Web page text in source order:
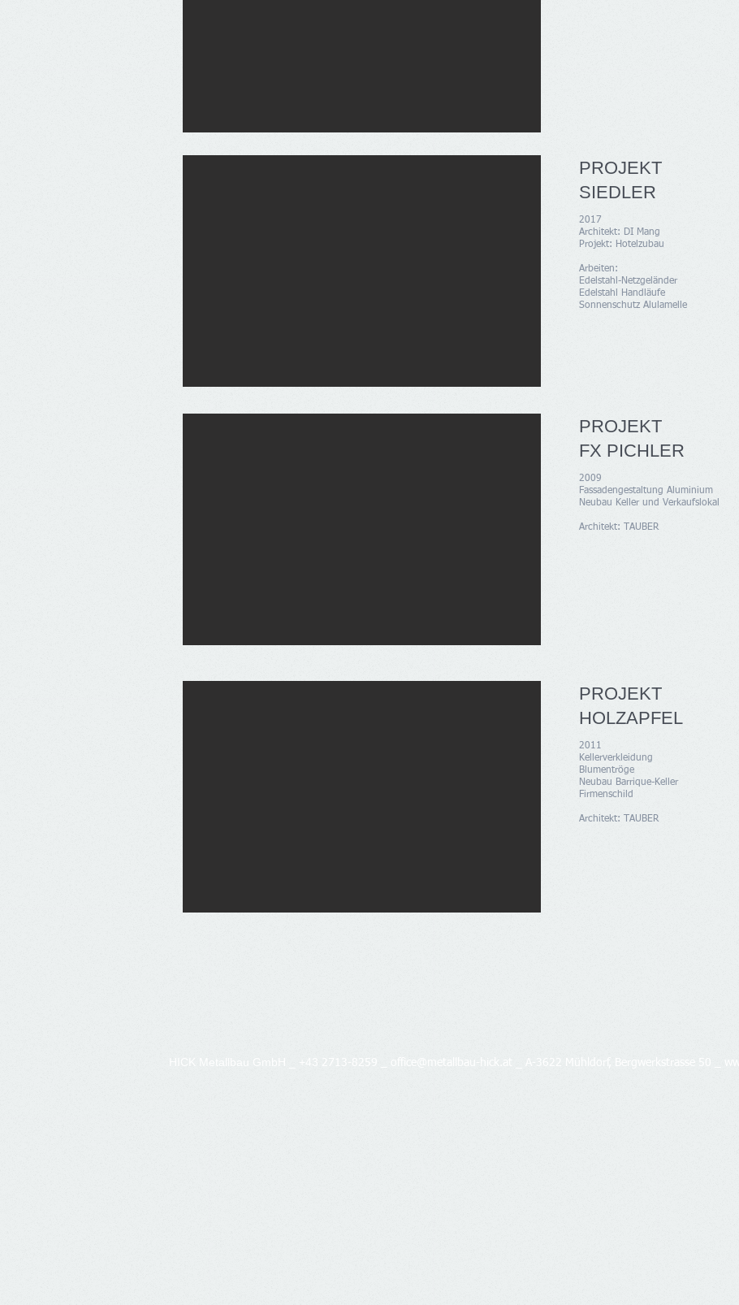
PROJEKT
SIEDLER
2017
Architekt: DI Mang
Projekt: Hotelzubau
Arbeiten:
Edelstahl-Netzgeländer
Edelstahl Handläufe
Sonnenschutz Alulamelle
PROJEKT
FX PICHLER
2009
Fassadengestaltung Aluminium
Neubau Keller und Verkaufslokal
Architekt: TAUBER
PROJEKT
HOLZAPFEL
2011
Kellerverkleidung
Blumentröge
Neubau Barrique-Keller
Firmenschild
Architekt: TAUBER
HICK Metallbau GmbH​ _ +43 2713-8259 _ office@metallbau-hick.at A-3622 Mühldorf, Bergwerkstrasse 50 _